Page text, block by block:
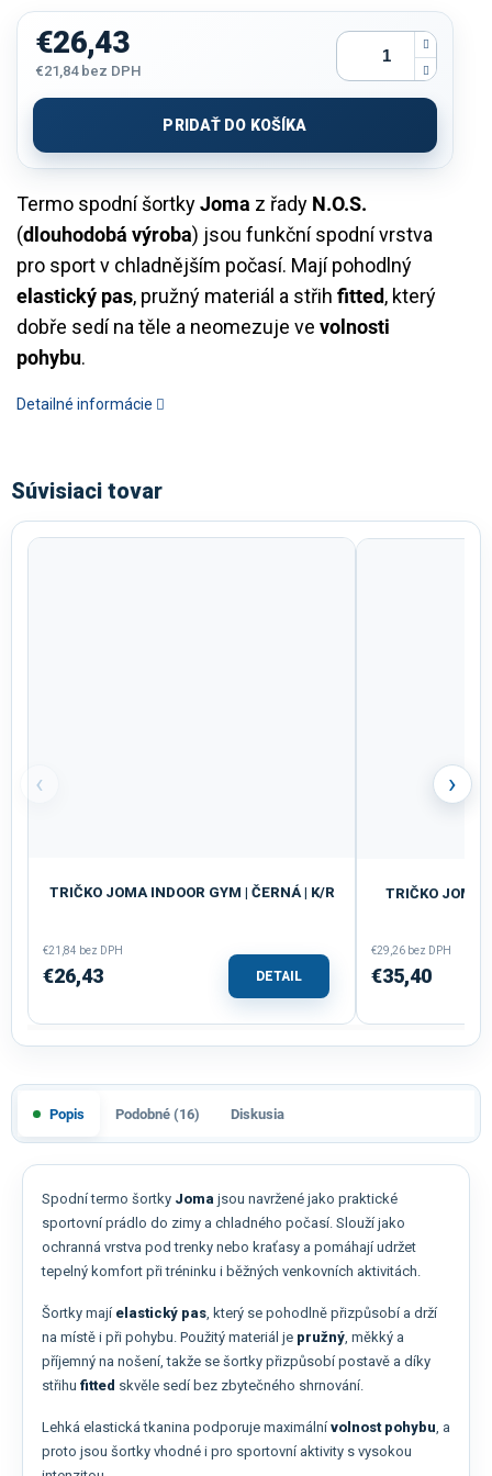
Termo spodní šortkyJoma z řady N.O.S.
(dlouhodobá výroba) jsou funkční spodní vrstva
pro sport v chladnějším počasí. Mají pohodlný
elastický pas, pružný materiál a střih fitted, který
dobře sedí na těle a neomezuje ve volnosti
pohybu.
Detailné informácie
€26,43
€21,84bez DPH
cena:
PRIDAŤ DO KOŠÍKA
Súvisiaci tovar
‹
TRIČKO JOMA INDOOR GYM | ČERNÁ | K/R
€21,84 bez DPH
€26,43 DETAIL
TRIČKO JOMA
€29,26 bez DPH
€35,40
›
Popis Podobné (16) Diskusia
Spodní termo šortky Joma jsou navržené jako praktické
sportovní prádlo do zimy a chladného počasí. Slouží jako
ochranná vrstva pod trenky nebo kraťasy a pomáhají udržet
tepelný komfort při tréninku i běžných venkovních aktivitách.
Šortky mají elastický pas, který se pohodlně přizpůsobí a drží
na místě i při pohybu. Použitý materiál je pružný, měkký a
příjemný na nošení, takže se šortky přizpůsobí postavě a díky
střihu fitted skvěle sedí bez zbytečného shrnování.
Lehká elastická tkanina podporuje maximální volnost pohybu, a
proto jsou šortky vhodné i pro sportovní aktivity s vysokou